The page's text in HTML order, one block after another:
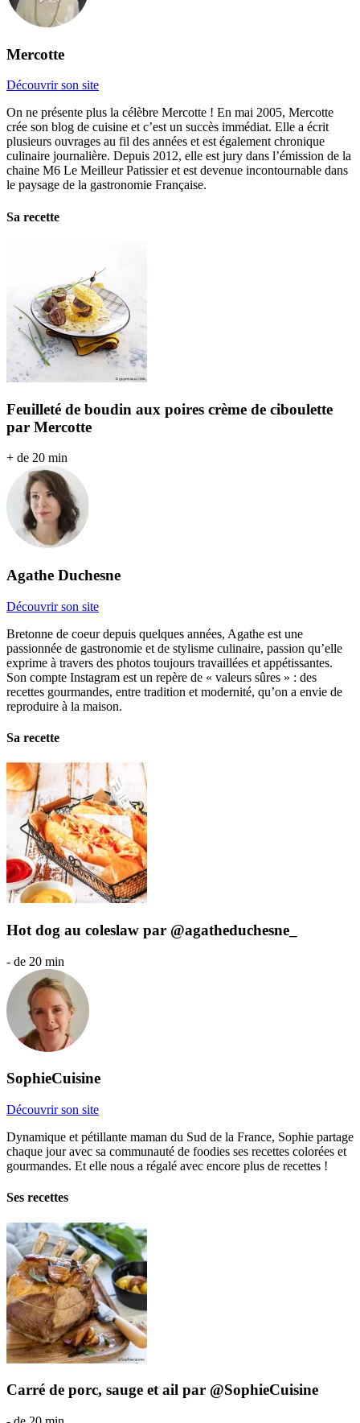
Mercotte
Découvrir son site
On ne présente plus la célèbre Mercotte ! En mai 2005, Mercotte
crée son blog de cuisine et c’est un succès immédiat. Elle a écrit
plusieurs ouvrages au fil des années et est également chronique
culinaire journalière. Depuis 2012, elle est jury dans l’émission de la
chaine M6 Le Meilleur Patissier et est devenue incontournable dans
le paysage de la gastronomie Française.
Sa recette
Feuilleté de boudin aux poires crème de ciboulette
par Mercotte
+ de 20 min
Agathe Duchesne
Découvrir son site
Bretonne de coeur depuis quelques années, Agathe est une
passionnée de gastronomie et de stylisme culinaire, passion qu’elle
exprime à travers des photos toujours travaillées et appétissantes.
Son compte Instagram est un repère de « valeurs sûres » : des
recettes gourmandes, entre tradition et modernité, qu’on a envie de
reproduire à la maison.
Sa recette
Hot dog au coleslaw par @agatheduchesne_
- de 20 min
SophieCuisine
Découvrir son site
Dynamique et pétillante maman du Sud de la France, Sophie partage
chaque jour avec sa communauté de foodies ses recettes colorées et
gourmandes. Et elle nous a régalé avec encore plus de recettes !
Ses recettes
Carré de porc, sauge et ail par @SophieCuisine